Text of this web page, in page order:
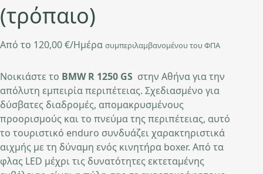
(τρόπαιο)
Από το 120,00€/Ημέρα συμπεριλαμβανομένου του ΦΠΑ
Νοικιάστε το BMW R 1250 GS στην Αθήνα για την
απόλυτη εμπειρία περιπέτειας. Σχεδιασμένο για
δύσβατες διαδρομές, απομακρυσμένους
προορισμούς και το πνεύμα της περιπέτειας, αυτό
το τουριστικό enduro συνδυάζει χαρακτηριστικά
αιχμής με τη δύναμη ενός κινητήρα boxer. Από τα
φλας LED μέχρι τις δυνατότητες εκτεταμένης